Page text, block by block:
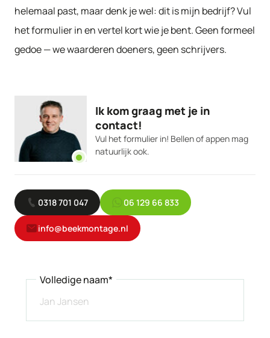
helemaal past, maar denk je wel: dit is mijn bedrijf? Vul
het formulier in en vertel kort wie je bent. Geen formeel
gedoe — we waarderen doeners, geen schrijvers.
Ik kom graag met je in
contact!
Vul het formulier in! Bellen of appen mag
natuurlijk ook.
0318 701 047 06 129 66 833
info@beekmontage.nl
Volledige naam*